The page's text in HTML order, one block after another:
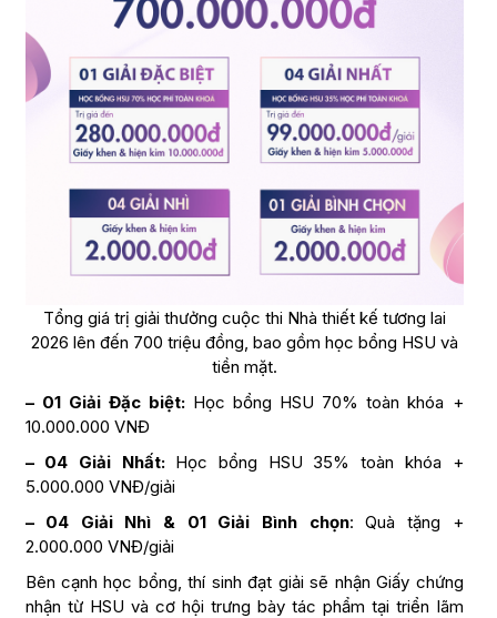
Tổng giá trị giải thưởng cuộc thi Nhà thiết kế tương lai
2026 lên đến 700 triệu đồng, bao gồm học bổng HSU và
tiền mặt.
– 01 Giải Đặc biệt:Học bổng HSU 70% toàn khóa +
10.000.000 VNĐ
– 04 Giải Nhất: Học bổng HSU 35% toàn khóa +
5.000.000 VNĐ/giải
– 04 Giải Nhì & 01 Giải Bình chọn: Quà tặng +
2.000.000 VNĐ/giải
Bên cạnh học bổng, thí sinh đạt giải sẽ nhận Giấy chứng
nhận từ HSU và cơ hội trưng bày tác phẩm tại triển lãm